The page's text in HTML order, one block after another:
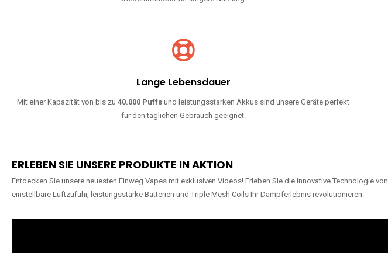
Lange Lebensdauer
Mit einer Kapazität von bis zu40.000 Puffs und leistungsstarken Akkus sind unsere Geräte perfekt
für den täglichen Gebrauch geeignet.
ERLEBEN SIE UNSERE PRODUKTE IN AKTION
Entdecken Sie unsere neuesten Einweg Vapes mit exklusiven Videos! Erleben Sie die innovative Technologie von
einstellbare Luftzufuhr, leistungsstarke Batterien und Triple Mesh Coils Ihr Dampferlebnis revolutionieren.